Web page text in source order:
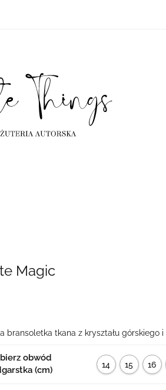
Magic
bransoletka tkana z kryształu górskiego
obwód
(cm)
14
cm
15
cm
16
cm